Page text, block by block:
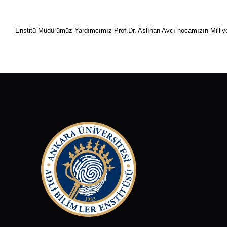
Enstitü Müdürümüz Yardımcımız Prof.Dr. Aslıhan Avcı hocamızın